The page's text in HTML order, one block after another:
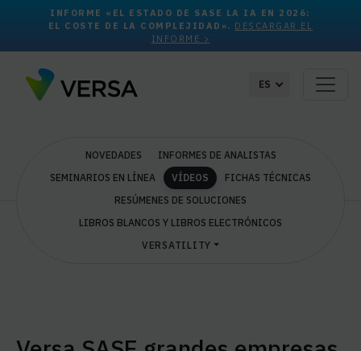
INFORME «EL ESTADO DE SASE LA IA EN 2026:
EL COSTE DE LA COMPLEJIDAD». DESCARGAR EL
INFORME >
ES
NOVEDADES
INFORMES DE ANALISTAS
SEMINARIOS EN LÍNEA
VÍDEOS
FICHAS TÉCNICAS
RESÚMENES DE SOLUCIONES
LIBROS BLANCOS Y LIBROS ELECTRÓNICOS
VERSATILITY